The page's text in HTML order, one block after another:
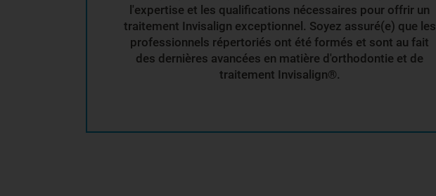
l'expertise et les qualifications nécessaires pour offrir un
traitement Invisalign exceptionnel. Soyez assuré(e) que les
professionnels répertoriés ont été formés et sont au fait
des dernières avancées en matière d'orthodontie et de
traitement Invisalign®.